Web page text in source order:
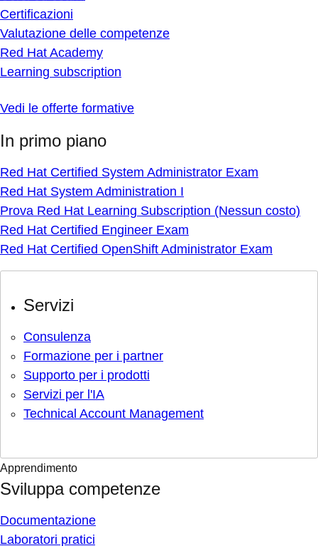
Certificazioni
Valutazione delle competenze
Red Hat Academy
Learning subscription
Vedi le offerte formative
In primo piano
Red Hat Certified System Administrator Exam
Red Hat System Administration I
Prova Red Hat Learning Subscription (Nessun costo)
Red Hat Certified Engineer Exam
Red Hat Certified OpenShift Administrator Exam
Servizi
Consulenza
Formazione per i partner
Supporto per i prodotti
Servizi per l'IA
Technical Account Management
Apprendimento
Sviluppa competenze
Documentazione
Laboratori pratici